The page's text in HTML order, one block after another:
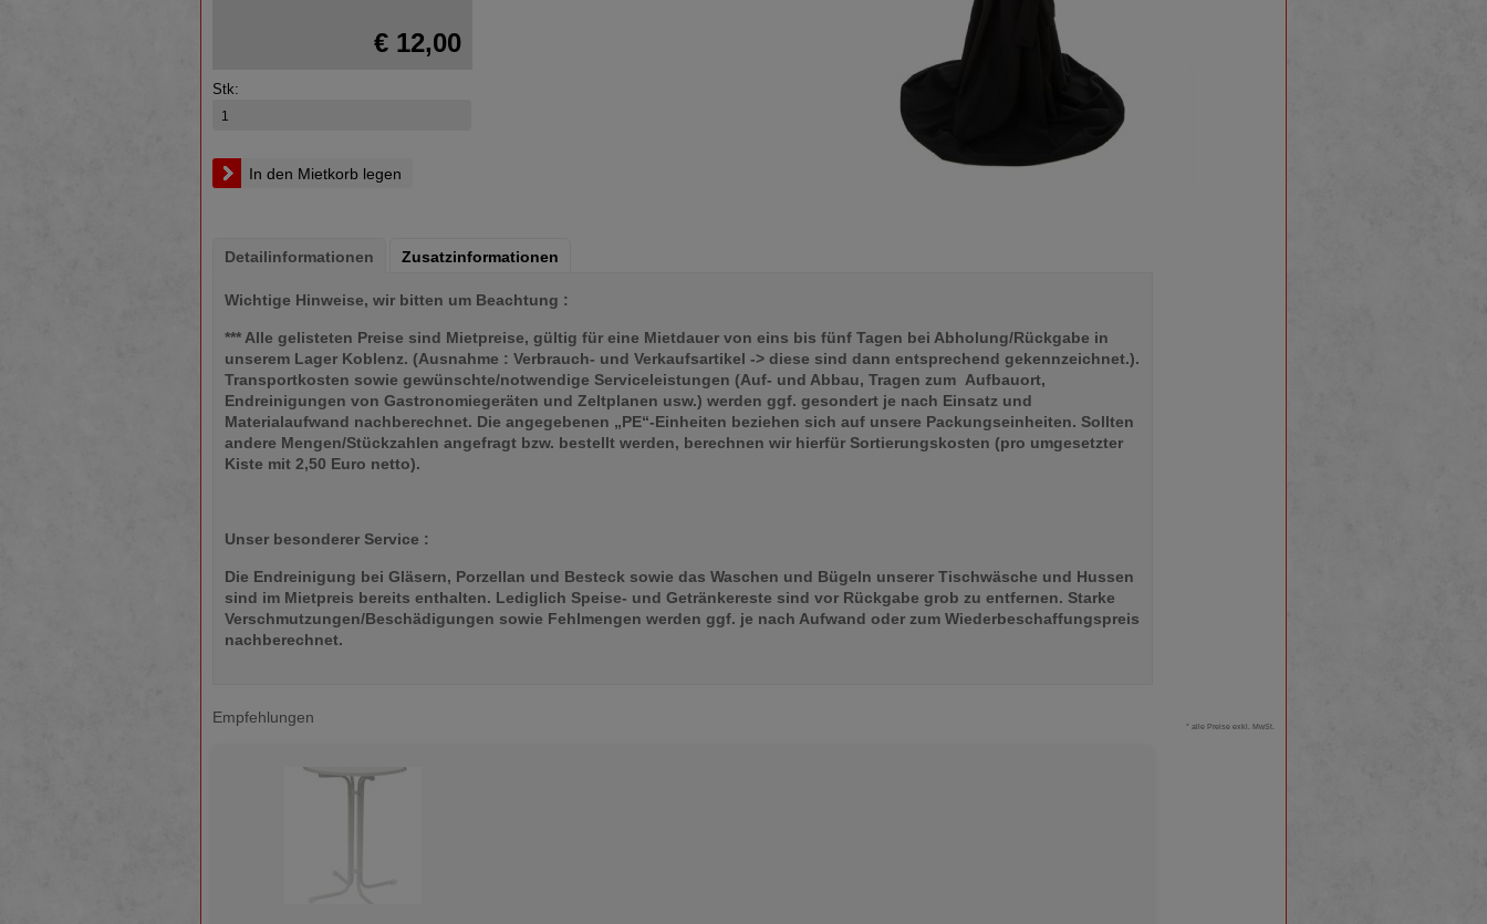
€ 12,00
Stk:
In den Mietkorb legen
Detailinformationen Zusatzinformationen
Wichtige Hinweise, wir bitten um Beachtung :
*** Alle gelisteten Preise sind Mietpreise, gültig für eine Mietdauer von eins bis fünf Tagen bei Abholung/Rückgabe in
unserem Lager Koblenz. (Ausnahme : Verbrauch- und Verkaufsartikel -> diese sind dann entsprechend gekennzeichnet.).
Transportkosten sowie gewünschte/notwendige Serviceleistungen (Auf- und Abbau, Tragen zum Aufbauort,
Endreinigungen von Gastronomiegeräten und Zeltplanen usw.) werden ggf. gesondert je nach Einsatz und
Materialaufwand nachberechnet. Die angegebenen „PE“-Einheiten beziehen sich auf unsere Packungseinheiten. Sollten
andere Mengen/Stückzahlen angefragt bzw. bestellt werden, berechnen wir hierfür Sortierungskosten (pro umgesetzter
Kiste mit 2,50 Euro netto).
Unser besonderer Service :
Die Endreinigung bei Gläsern, Porzellan und Besteck sowie das Waschen und Bügeln unserer Tischwäsche und Hussen
sind im Mietpreis bereits enthalten. Lediglich Speise- und Getränkereste sind vor Rückgabe grob zu entfernen. Starke
Verschmutzungen/Beschädigungen sowie Fehlmengen werden ggf. je nach Aufwand oder zum Wiederbeschaffungspreis
nachberechnet.
Empfehlungen
* alle Preise exkl. MwSt.